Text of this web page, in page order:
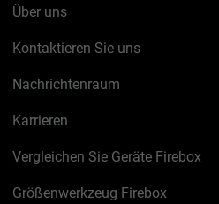
Über uns
Kontaktieren Sie uns
Nachrichtenraum
Karrieren
Vergleichen Sie Geräte Firebox
Größenwerkzeug Firebox